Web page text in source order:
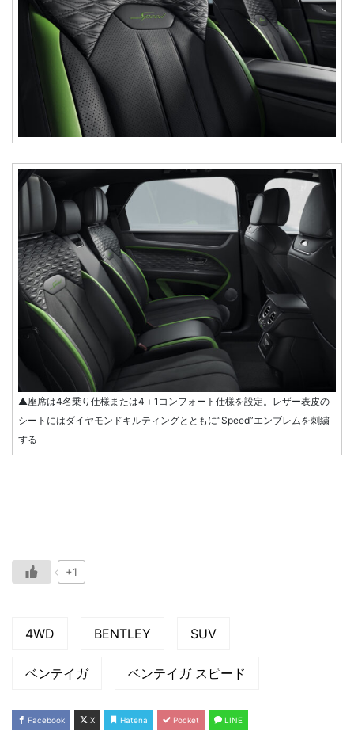
▲座席は4名乗り仕様または4＋1コンフォート仕様を設定。レザー表皮の
シートにはダイヤモンドキルティングとともに“Speed”エンブレムを刺繍
する
+1
4WD BENTLEY SUV
ベンテイガ ベンテイガ スピード
Facebook X Hatena Pocket LINE